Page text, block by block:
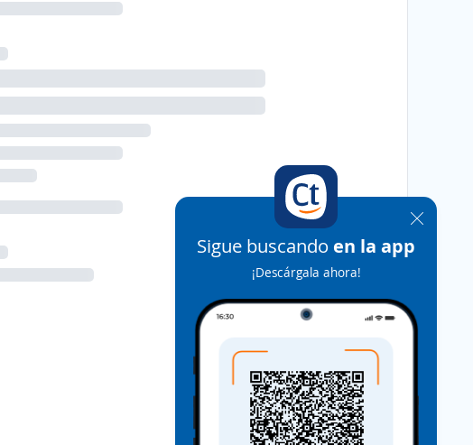
Sigue buscando en la app
¡Descárgala ahora!